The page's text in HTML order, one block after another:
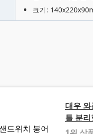
크기:
대우
틀 분리